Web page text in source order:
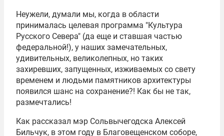
Неужели, думали мы, когда в области
принималась целевая программа "Культура
Русского Севера" (да еще и ставшая частью
федеральной!), у наших замечательных,
удивительных, великолепных, но таких
захиревших, запущенных, изживаемых со свету
временем и людьми памятников архитектуры
появился шанс на сохранение?! Как бы не так,
размечтались!
Как рассказал мэр Сольвычегодска Алексей
Бильчук, в этом году в Благовещенском соборе,